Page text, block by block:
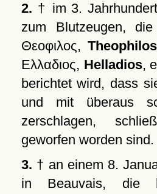
2. † im 3.
zum Blutzeugen,
Θεοφιλος,Theophilos
Ελλαδιος, Helladios,
berichtet wird, dass
und mit überaus
zerschlagen,
geworfen worden sind.
3. † an einem 8.
in Beauvais, die